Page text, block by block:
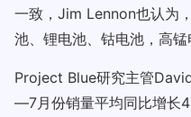
一致，Jim Lennon也认为
池、锂电池、钴电池，高
Project Blue研究主管
—7月份销量平均同比增长